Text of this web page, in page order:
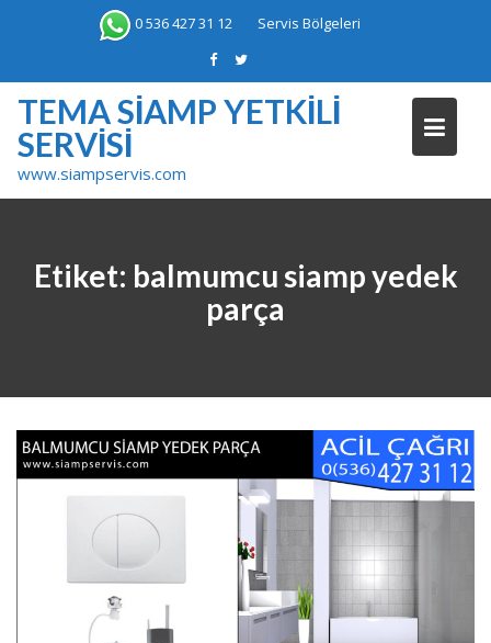
0 536 427 31 12 Servis Bölgeleri
TEMA SIAMP YETKILI
SERVISI
www.siampservis.com
Etiket: balmumcu siamp yedek
parça